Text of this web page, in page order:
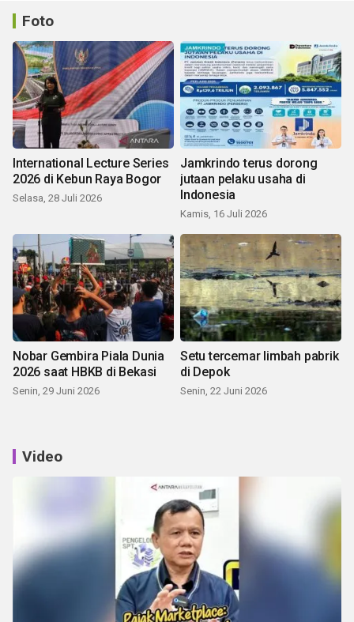
Foto
International Lecture Series
2026 di Kebun Raya Bogor
Selasa, 28 Juli 2026
Jamkrindo terus dorong
jutaan pelaku usaha di
Indonesia
Kamis, 16 Juli 2026
Nobar Gembira Piala Dunia
2026 saat HBKB di Bekasi
Senin, 29 Juni 2026
Setu tercemar limbah pabrik
di Depok
Senin, 22 Juni 2026
Video